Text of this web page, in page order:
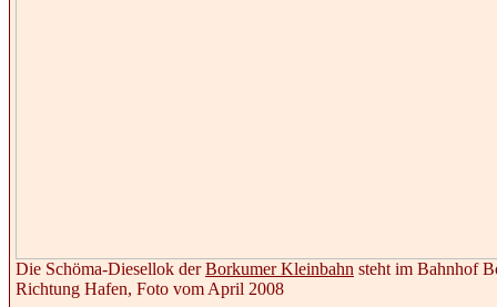
Die Schöma-Diesellok derBorkumer Kleinbahn steht im Bahnhof
Richtung Hafen, Foto vom April 2008